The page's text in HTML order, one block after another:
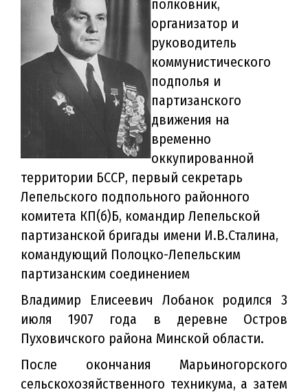
полковник,
организатор и
руководитель
коммунистического
подполья и
партизанского
движения на
временно
оккупированной
территории БССР, первый секретарь
Лепельского подпольного районного
комитета КП(б)Б, командир Лепельской
партизанской бригады имени И.В.Сталина,
командующий Полоцко-Лепельским
партизанским соединением
Владимир Елисеевич Лобанок родился 3
июля 1907 года в деревне Остров
Пуховичского района Минской области.
После окончания Марьиногорского
сельскохозяйственного техникума, а затем